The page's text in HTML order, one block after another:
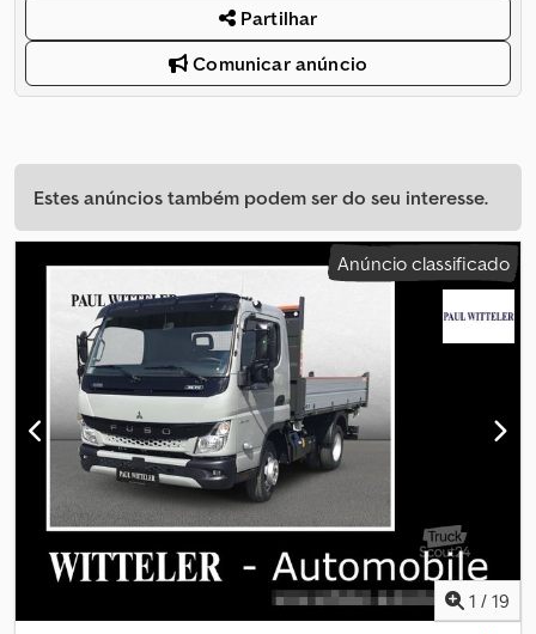
Partilhar
Comunicar anúncio
Estes anúncios também podem ser do seu interesse.
Anúncio classificado
1 / 19